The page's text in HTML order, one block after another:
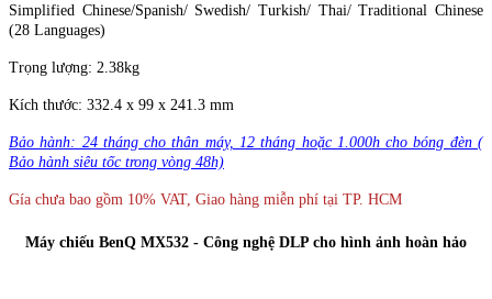
Simplified Chinese/Spanish/ Swedish/ Turkish/ Thai/ Traditional Chinese
(28 Languages) ‎
Trọng lượng: 2.38kg
Kích thước: 332.4 x 99 x 241.3 mm
Bảo hành: 24 tháng cho thân máy, 12 tháng hoặc 1.000h cho bóng đèn (
Bảo hành siêu tốc trong vòng 48h)
Gía chưa bao gồm 10% VAT, Giao hàng miễn phí tại TP. HCM
Máy chiếu BenQ MX532 - Công nghệ DLP cho hình ảnh hoàn hảo